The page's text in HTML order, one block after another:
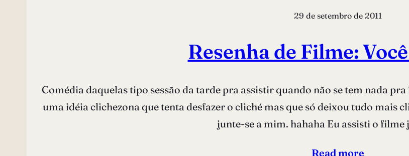
29 de setembro de 2011
Resenha de Filme:
Comédia daquelas tipo sessão da tarde pra assistir quando não se tem nada
uma idéia clichezona que tenta desfazer o cliché mas que só deixou tudo mais
junte-se a mim. hahaha Eu assisti o filme
Read more